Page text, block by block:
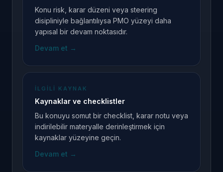
Konu risk, karar düzeni veya steering
disipliniyle bağlantılıysa PMO yüzeyi daha
yapısal bir devam noktasıdır.
Devam et →
İLGILI KAYNAK
Kaynaklar ve checklistler
Bu konuyu somut bir checklist, karar notu veya
indirilebilir materyalle derinleştirmek için
kaynaklar yüzeyine geçin.
Devam et →